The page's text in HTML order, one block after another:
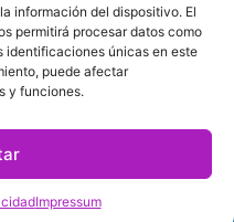
información del dispositivo. El
permitirá procesar datos como
identificaciones únicas en este
puede afectar
y funciones.
Impressum
Cookies|Defensoría de la
|
YouTube